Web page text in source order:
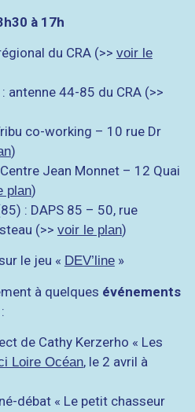
à 17h
du CRA (>> voir le
antenne 44-85 du CRA (>>
co-working – 10 rue Dr
)
Jean Monnet – 12 Quai
plan)
: DAPS 85 – 50, rue
(>> voir le plan)
le jeu « DEV’line»
à quelques événements
:
de Cathy Kerzerho « Les
Loire Océan, le 2 avril à
débat « Le petit chasseur